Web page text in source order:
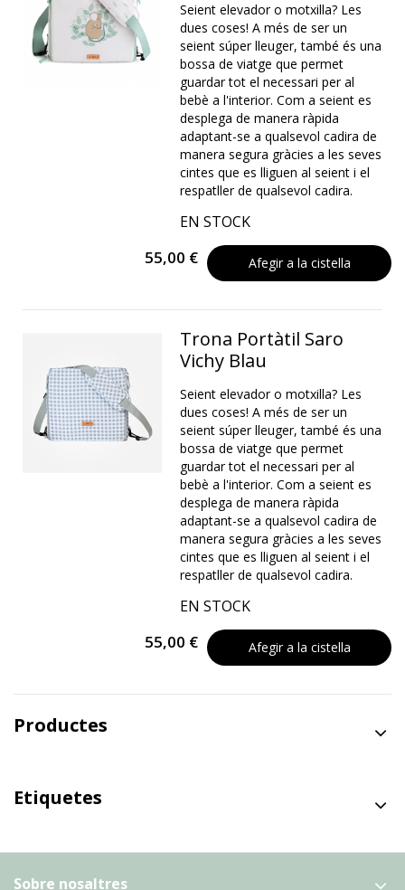
Seient elevador o motxilla? Les
dues coses! A més de ser un
seient súper lleuger, també és una
bossa de viatge que permet
guardar tot el necessari per al
bebè a l'interior. Com a seient es
desplega de manera ràpida
adaptant-se a qualsevol cadira de
manera segura gràcies a les seves
cintes que es lliguen al seient i el
respatller de qualsevol cadira.
EN STOCK
55,00 € Afegir a la cistella
Trona Portàtil Saro
Vichy Blau
Seient elevador o motxilla? Les
dues coses! A més de ser un
seient súper lleuger, també és una
bossa de viatge que permet
guardar tot el necessari per al
bebè a l'interior. Com a seient es
desplega de manera ràpida
adaptant-se a qualsevol cadira de
manera segura gràcies a les seves
cintes que es lliguen al seient i el
respatller de qualsevol cadira.
EN STOCK
55,00 € Afegir a la cistella
Productes
Etiquetes
Sobre nosaltres